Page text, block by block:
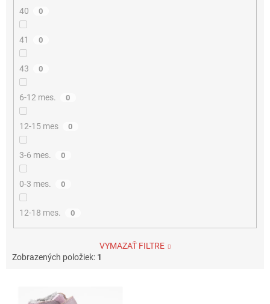
40 0
41 0
43 0
6-12 mes. 0
12-15 mes 0
3-6 mes. 0
0-3 mes. 0
12-18 mes. 0
VYMAZAŤ FILTRE
Zobrazených položiek: 1